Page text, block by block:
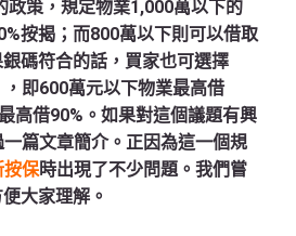
政策，規定物業1,000萬以下的
按揭；而800萬以下則可以借取
碼符合的話，買家也可選擇
，即600萬元以下物業最高借
高借90%。如果對這個議題有興
篇文章簡介。正因為這一個規
按保時出現了不少問題。我們嘗
大家理解。